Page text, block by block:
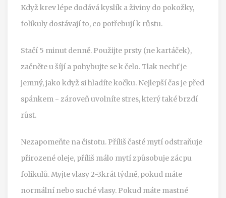
Když krev lépe dodává kyslík a živiny do pokožky,
folikuly dostávají to, co potřebují k růstu.
Stačí 5 minut denně. Použijte prsty (ne kartáček),
začněte u šíjí a pohybujte se k čelo. Tlak nechť je
jemný, jako když si hladíte kočku. Nejlepší čas je před
spánkem - zároveň uvolníte stres, který také brzdí
růst.
Nezapomeňte na čistotu. Příliš časté mytí odstraňuje
přirozené oleje, příliš málo mytí způsobuje zácpu
folikulů. Myjte vlasy 2-3krát týdně, pokud máte
normální nebo suché vlasy. Pokud máte mastné